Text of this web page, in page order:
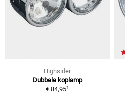
Highsider
Dubbele koplamp
€ 84,951